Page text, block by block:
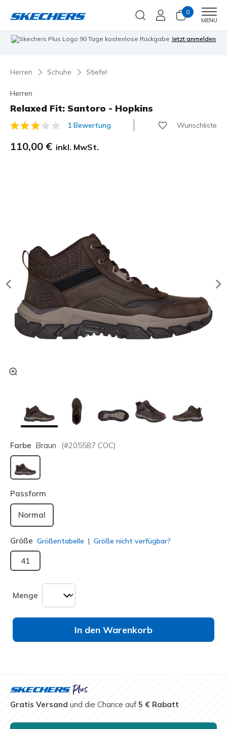
0
MENU
90 Tage kostenlose Rückgabe Jetzt anmelden
Herren Schuhe Stiefel
Herren
Relaxed Fit: Santoro - Hopkins
3,1 von 5 Kundenbewertungen
1 Bewertung Wunschliste
110,00 € inkl. MwSt.
Farbe Braun (#205587 COC)
ausgewählt
Passform
Normal
Größe Größentabelle Größe nicht verfügbar?
41
Menge
In den Warenkorb
Gratis Versand und die Chance auf5 € Rabatt